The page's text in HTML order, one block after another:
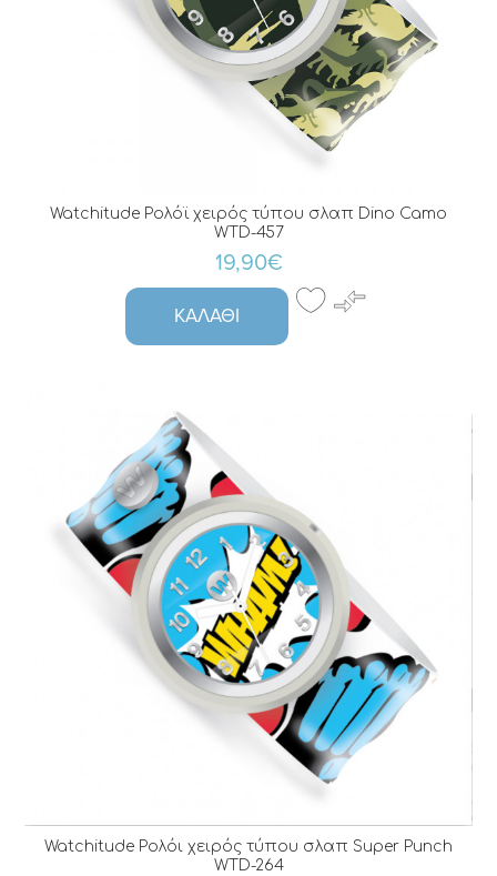
Watchitude Ρολόϊ χειρός τύπου σλαπ Dino Camo
WTD-457
19,90€
ΚΑΛΆΘΙ
Watchitude Ρολόι χειρός τύπου σλαπ Super Punch
WTD-264